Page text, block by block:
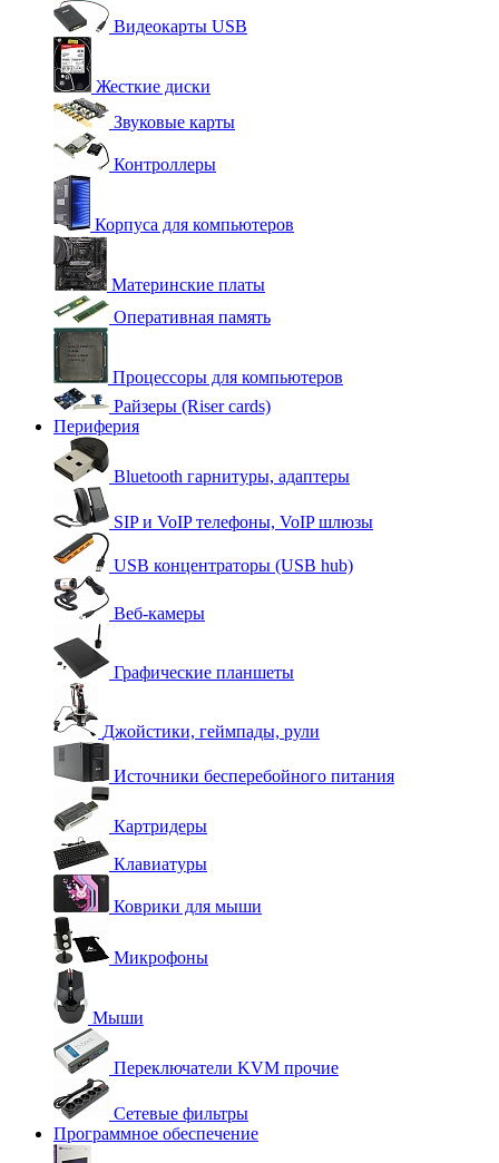
Видеокарты USB
Жесткие диски
Звуковые карты
Контроллеры
Корпуса для компьютеров
Материнские платы
Оперативная память
Процессоры для компьютеров
Райзеры (Riser cards)
Периферия
Bluetooth гарнитуры, адаптеры
SIP и VoIP телефоны, VoIP шлюзы
USB концентраторы (USB hub)
Веб-камеры
Графические планшеты
Джойстики, геймпады, рули
Источники бесперебойного питания
Картридеры
Клавиатуры
Коврики для мыши
Микрофоны
Мыши
Переключатели KVM прочие
Сетевые фильтры
Программное обеспечение